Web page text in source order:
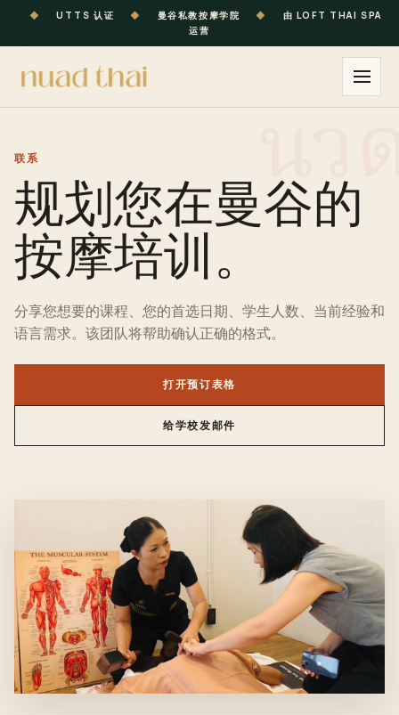
◆ UTTS 认证 ◆ 曼谷私教按摩学院 ◆
由 LOFT THAI SPA
运营
联系
规划您在曼谷的
按摩培训。
分享您想要的课程、您的首选日期、 学生人数、当前经验和
语言需求。该团队将帮助确认正确的格式。
打开预订表格
给学校发邮件